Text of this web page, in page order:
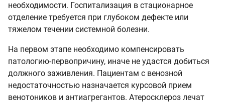
необходимости. Госпитализация в стационарное
отделение требуется при глубоком дефекте или
тяжелом течении системной болезни.
На первом этапе необходимо компенсировать
патологию-первопричину, иначе не удастся добиться
должного заживления. Пациентам с венозной
недостаточностью назначается курсовой прием
венотоников и антиагрегантов. Атеросклероз лечат